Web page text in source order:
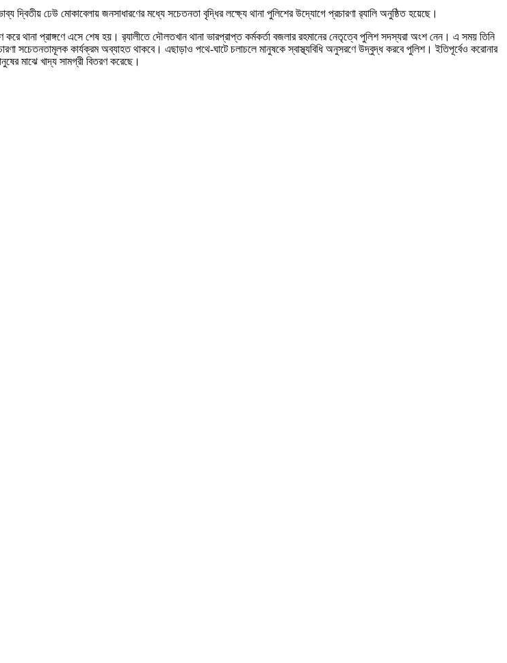
ঢেউ মোকাবেলায় জনসাধারণের মধ্যে সচেতনতা বৃদ্ধির লক্ষ্যে থানা পুলিশের উদ্যোগে প্রচারণা র‌্যালি অনুষ্ঠিত হয়েছে।
থানা প্রাঙ্গণে এসে শেষ হয়। র‌্যালীতে দৌলতখান থানা ভারপ্রাপ্ত কর্মকর্তা বজলার রহমানের নেতৃত্বে পুলিশ সদস্যরা অংশ নেন। এ সময় তিনি
সচেতনতামূলক কার্যক্রম অব্যাহত থাকবে। এছাড়াও পথে-ঘাটে চলাচলে মানুষকে স্বাস্থ্যবিধি অনুসরণে উদ্বুদ্ধ করবে পুলিশ। ইতিপূর্বেও করোনার
মাঝে খাদ্য সামগ্রী বিতরণ করেছে।